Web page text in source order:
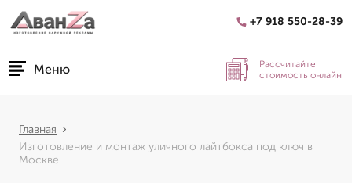
+7 918 550-28-39
Меню
Рассчитайте
стоимость онлайн
Главная
Изготовление и монтаж уличного лайтбокса под ключ в
Москве